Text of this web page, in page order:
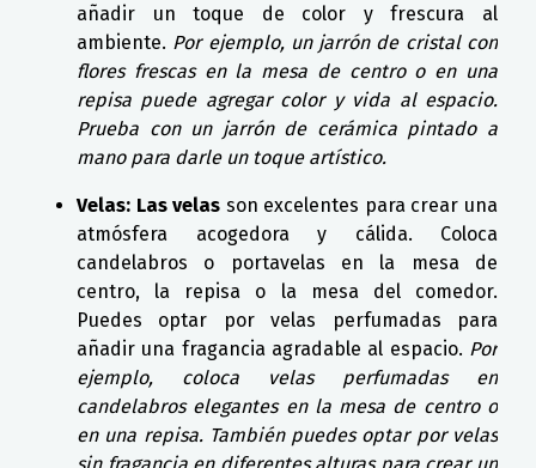
añadir un toque de color y frescura al
ambiente. Por ejemplo, un jarrón de cristal con
flores frescas en la mesa de centro o en una
repisa puede agregar color y vida al espacio.
Prueba con un jarrón de cerámica pintado a
mano para darle un toque artístico.
Velas: Las velas son excelentes para crear una
atmósfera acogedora y cálida. Coloca
candelabros o portavelas en la mesa de
centro, la repisa o la mesa del comedor.
Puedes optar por velas perfumadas para
añadir una fragancia agradable al espacio. Por
ejemplo, coloca velas perfumadas en
candelabros elegantes en la mesa de centro o
en una repisa. También puedes optar por velas